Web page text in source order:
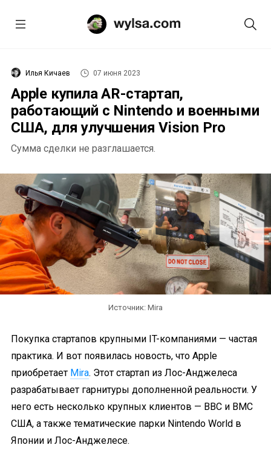
Илья Кичаев 07 июня 2023
Apple купила AR-стартап,
работающий с Nintendo и военными
США, для улучшения Vision Pro
Сумма сделки не разглашается.
Источник: Mira
Покупка стартапов крупными IT-компаниями — частая
практика. И вот появилась новость, что Apple
приобретает Mira. Этот стартап из Лос-Анджелеса
разрабатывает гарнитуры дополненной реальности. У
него есть несколько крупных клиентов — ВВС и ВМС
США, а также тематические парки Nintendo World в
Японии и Лос-Анджелесе.